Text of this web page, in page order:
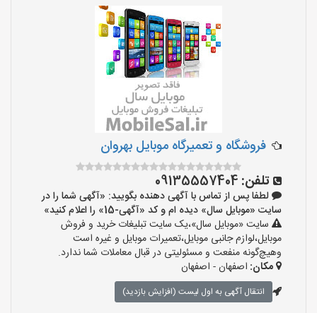
فروشگاه و تعمیرگاه موبایل بهروان
تلفن: 09135557404
لطفا پس از تماس با آگهی دهنده بگویید: «آگهی شما را در
سایت «موبایل سال» دیده ام و کد «آگهی-15» را اعلام کنید»
سایت «موبایل سال»،یک سایت تبلیغات خرید و فروش
موبایل،لوازم جانبی موبایل،تعمیرات موبایل و غیره است
وهیچ‌گونه منفعت و مسئولیتی در قبال معاملات شما ندارد.
مکان: اصفهان - اصفهان
انتقال آگهی به اول لیست (افزایش بازدید)